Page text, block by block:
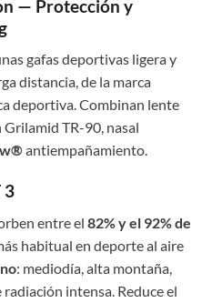
— Protección y
gafas deportivas ligera y
distancia, de la marca
deportiva. Combinan lente
TR-90, nasal
antiempañamiento.
3
entre el 82% y el 92% de
habitual en deporte al aire
: mediodía, alta montaña,
intensa. Reduce el